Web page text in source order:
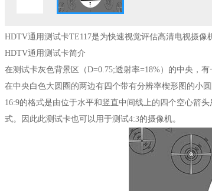
HDTV通用测试卡TE117是为快速视觉评估高清电视摄像
HDTV通用测试卡简介
在测试卡灰色背景区（D=0.75;透射率=18%）的中央，
在中央白色大圆圈的两边有四个带有分辨率楔形图的小圆
16:9的格式是由位于水平和竖直中间线上的四个空心箭
式。因此此测试卡也可以用于测试4:3的摄像机。